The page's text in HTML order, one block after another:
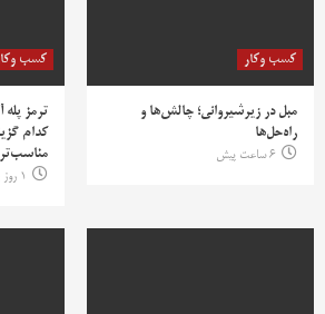
کسب وکار
مبل در زیرشیروانی؛ چالش‌ها و
راه‌حل‌ها
6 ساعت پیش
کسب
ترمز پله
کدام
1 روز پیش